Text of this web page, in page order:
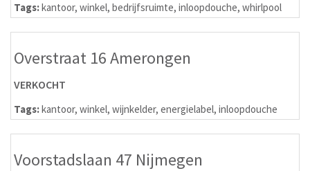
Tags:kantoor, winkel, bedrijfsruimte, inloopdouche, whirlpool
Overstraat 16 Amerongen
VERKOCHT
Tags:kantoor, winkel, wijnkelder, energielabel, inloopdouche
Voorstadslaan 47 Nijmegen